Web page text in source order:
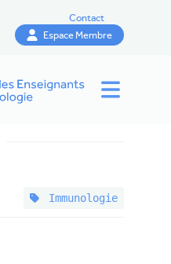
Contact
Espace Membre
Immunologie